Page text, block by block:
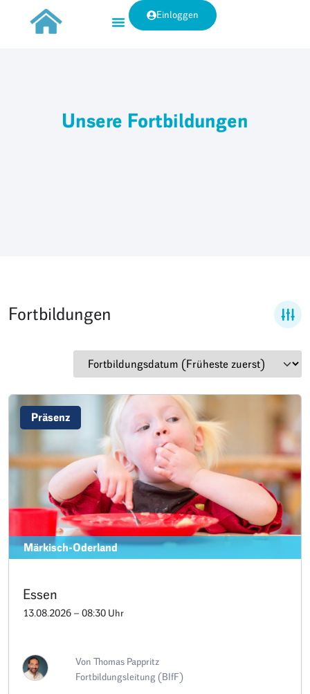
Einloggen
Unsere Fortbildungen
Fortbildungen
Präsenz
Märkisch-Oderland
Essen
13.08.2026 – 08:30 Uhr
Von Thomas Pappritz
Fortbildungsleitung (BIfF)